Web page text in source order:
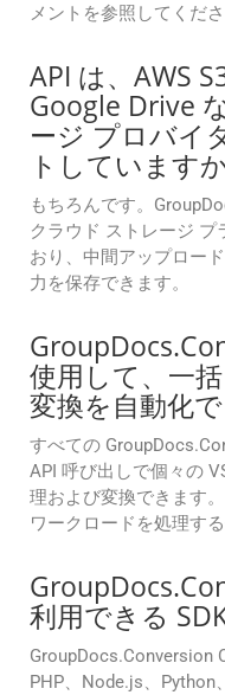
メントを参照してくださ
API は、AWS
Google Drive
ージ プロバイ
トしています
もちろんです。
クラウド ストレージ
おり、中間アップロー
力を保存できます。
使用して、一
変換を自動化
すべての
API 呼び出しで個々の
理および変換できます
ワークロードを処理す
利用できる
GroupDocs.Conversion
PHP、Node.js、Python